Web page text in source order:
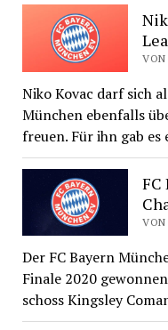
VON
Niko Kovac darf sich
München ebenfalls
freuen. Für ihn gab es
VON
Der FC Bayern
Finale 2020
schoss Kingsley